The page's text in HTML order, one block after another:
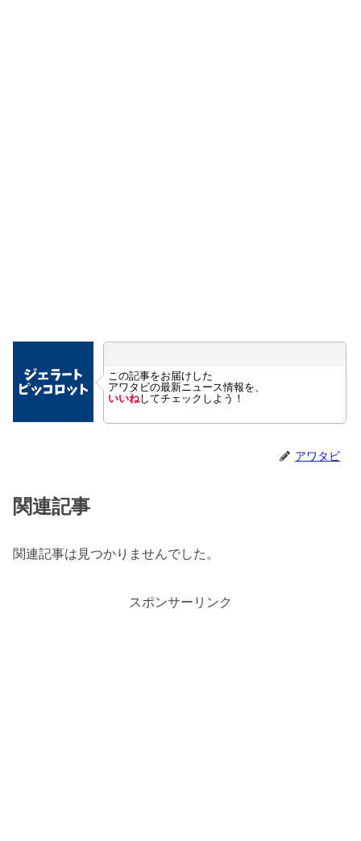
この記事をお届けした
アワタビの最新ニュース情報を、
いいねしてチェックしよう！
アワタビ
関連記事
関連記事は見つかりませんでした。
スポンサーリンク